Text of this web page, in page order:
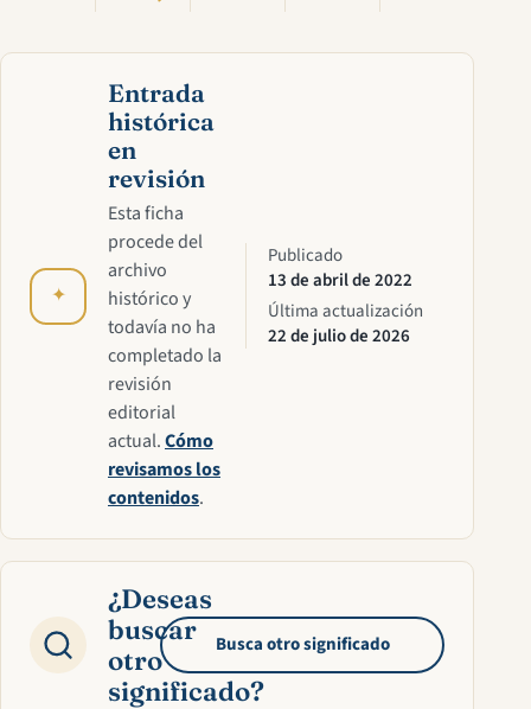
✦
Entrada
histórica
en
revisión
Esta ficha
procede del
archivo
histórico y
todavía no ha
completado la
revisión
editorial
actual.Cómo
revisamos los
contenidos.
Publicado
13 de abril de 2022
Última actualización
22 de julio de 2026
¿Deseas
buscar
otro
significado?
Busca otro significado